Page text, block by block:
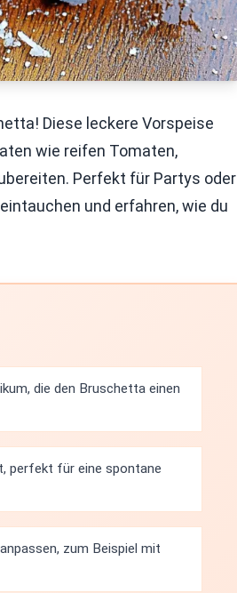
Diese leckere Vorspeise
wie reifen Tomaten,
Perfekt für Partys oder
und erfahren, wie du
die den Bruschetta einen
perfekt für eine spontane
zum Beispiel mit